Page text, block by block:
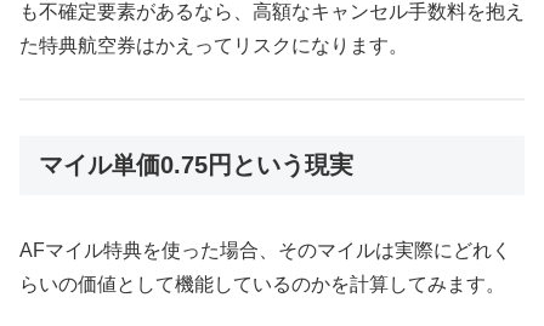
も不確定要素があるなら、高額なキャンセル手数料を抱え
た特典航空券はかえってリスクになります。
マイル単価0.75円という現実
AFマイル特典を使った場合、そのマイルは実際にどれく
らいの価値として機能しているのかを計算してみます。